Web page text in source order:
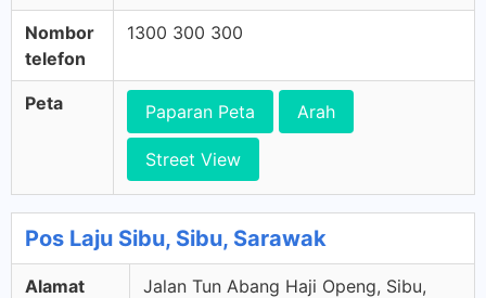
Nombor
telefon
1300 300 300
Peta Paparan Peta Arah
Street View
Pos Laju Sibu, Sibu, Sarawak
Alamat
Jalan Tun Abang Haji Openg, Sibu,